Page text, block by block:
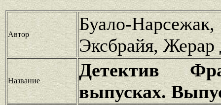
Автор
Буало-
Эксбрайя, Жерар
Название
Детектив
выпусках.